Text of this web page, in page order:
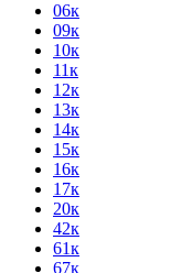
06к
09к
10к
11к
12к
13к
14к
15к
16к
17к
20к
42к
61к
67к